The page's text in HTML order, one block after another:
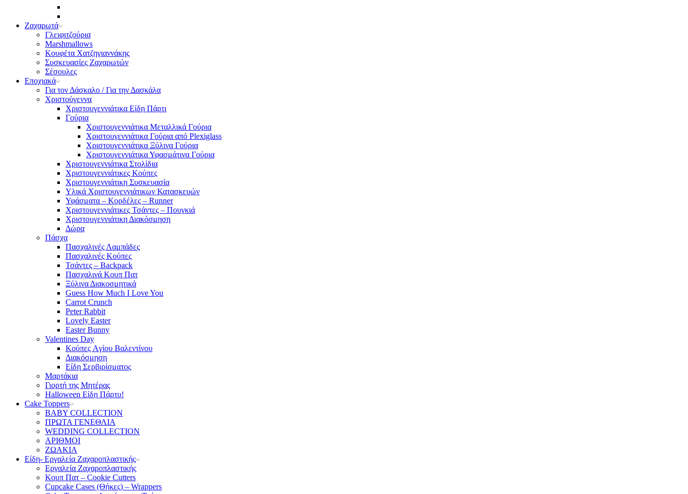
Ζαχαρωτά
Γλειφιτζούρια
Marshmallows
Κουφέτα Χατζηγιαννάκης
Συσκευασίες Ζαχαρωτών
Σέσουλες
Εποχιακά
Για τον Δάσκαλο / Για την Δασκάλα
Χριστούγεννα
Χριστουγεννιάτικα Είδη Πάρτι
Γούρια
Χριστουγεννιάτικα Μεταλλικά Γούρια
Χριστουγεννιάτικα Γούρια από Plexiglass
Χριστουγεννιάτικα Ξύλινα Γούρια
Χριστουγεννιάτικα Υφασμάτινα Γούρια
Χριστουγεννιάτικα Στολίδια
Χριστουγεννιάτικες Κούπες
Χριστουγεννιάτικη Συσκευασία
Υλικά Χριστουγεννιάτικων Κατασκευών
Υφάσματα – Κορδέλες – Runner
Χριστουγεννιάτικες Τσάντες – Πουγκιά
Χριστουγεννιάτικη Διακόσμηση
Δώρα
Πάσχα
Πασχαλινές Λαμπάδες
Πασχαλινές Κούπες
Τσάντες – Backpack
Πασχαλινά Κουπ Πατ
Ξύλινα Διακοσμητικά
Guess How Much I Love You
Carrot Crunch
Peter Rabbit
Lovely Easter
Easter Bunny
Valentines Day
Κούπες Aγίου Βαλεντίνου
Διακόσμηση
Είδη Σερβιρίσματος
Μαρτάκια
Γιορτή της Μητέρας
Halloween Είδη Πάρτυ!
Cake Toppers
BABY COLLECTION
ΠΡΩΤΑ ΓΕΝΕΘΛΙΑ
WEDDING COLLECTION
ΑΡΙΘΜΟΙ
ΖΩΑΚΙΑ
Είδη- Εργαλεία Ζαχαροπλαστικής
Εργαλεία Ζαχαροπλαστικής
Κουπ Πατ – Cookie Cutters
Cupcake Cases (Θήκες) – Wrappers